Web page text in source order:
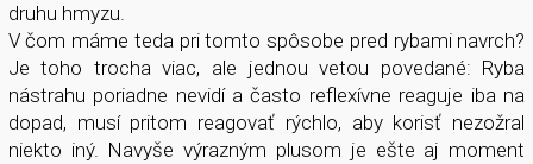
druhu hmyzu.
V čom máme teda pri tomto spôsobe pred rybami navrch?
Je toho trocha viac, ale jednou vetou povedané: Ryba
nástrahu poriadne nevidí a často reflexívne reaguje iba na
dopad, musí pritom reagovať rýchlo, aby korisť nezožral
niekto iný. Navyše výrazným plusom je ešte aj moment